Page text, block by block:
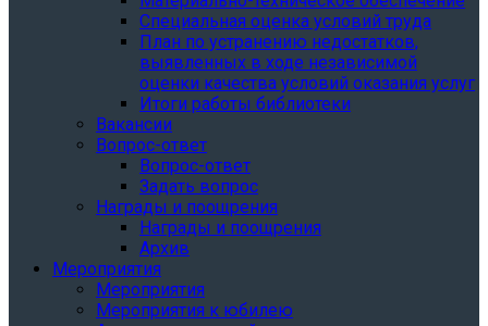
Специальная оценка условий труда
План по устранению недостатков,
выявленных в ходе независимой
оценки качества условий оказания услуг
Итоги работы библиотеки
Вакансии
Вопрос-ответ
Вопрос-ответ
Задать вопрос
Награды и поощрения
Награды и поощрения
Архив
Мероприятия
Мероприятия
Мероприятия к юбилею